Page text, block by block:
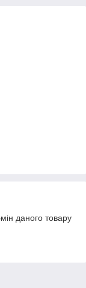
даного товару